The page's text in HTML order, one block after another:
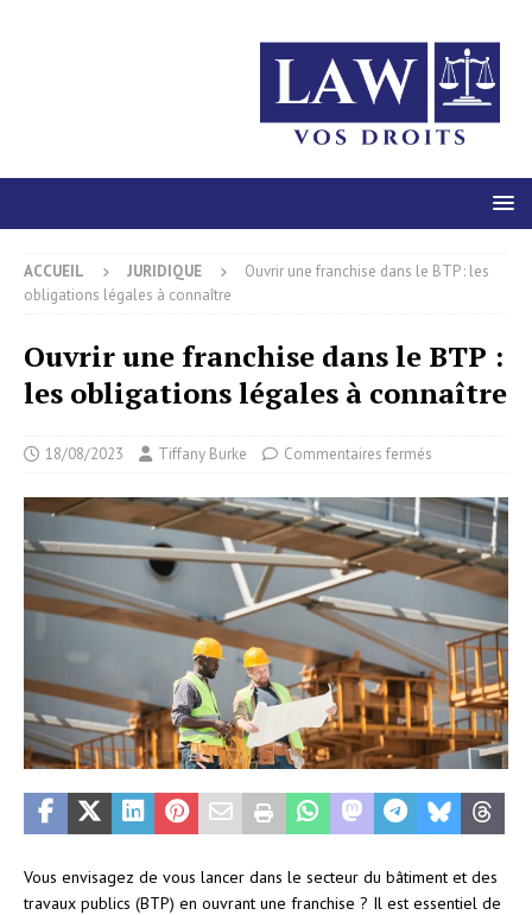
ACCUEIL JURIDIQUE
Ouvrir une franchise dans le BTP : les
obligations légales à connaître
Ouvrir une franchise dans le BTP :
les obligations légales à connaître
18/08/2023 Tiffany Burke Commentaires fermés
Vous envisagez de vous lancer dans le secteur du bâtiment et des
travaux publics (BTP) en ouvrant une franchise ? Il est essentiel de